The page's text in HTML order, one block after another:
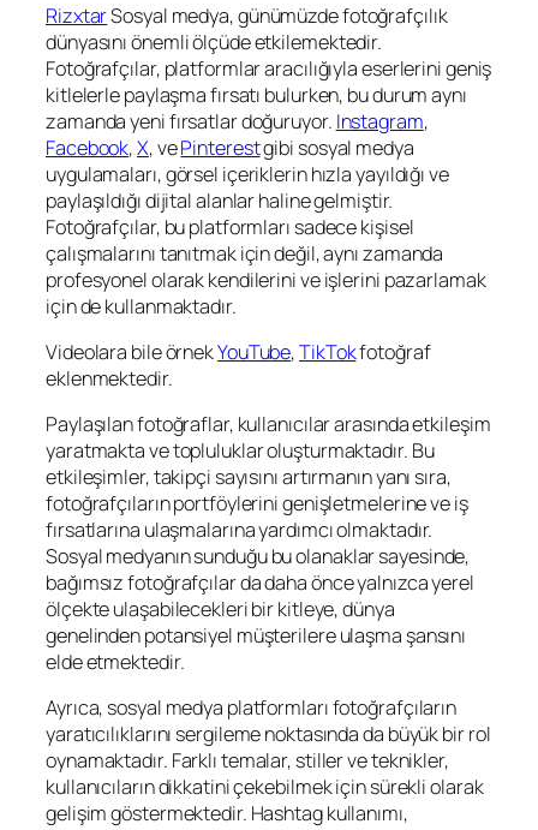
RizxtarSosyal medya, günümüzde fotoğrafçılık
dünyasını önemli ölçüde etkilemektedir.
Fotoğrafçılar, platformlar aracılığıyla eserlerini geniş
kitlelerle paylaşma fırsatı bulurken, bu durum aynı
zamanda yeni fırsatlar doğuruyor. Instagram,
Facebook,X, vePinterestgibi sosyal medya
uygulamaları, görsel içeriklerin hızla yayıldığı ve
paylaşıldığı dijital alanlar haline gelmiştir.
Fotoğrafçılar, bu platformları sadece kişisel
çalışmalarını tanıtmak için değil, aynı zamanda
profesyonel olarak kendilerini ve işlerini pazarlamak
için de kullanmaktadır.
Videolara bile örnekYouTube,TikTokfotoğraf
eklenmektedir.
Paylaşılan fotoğraflar, kullanıcılar arasında etkileşim
yaratmakta ve topluluklar oluşturmaktadır. Bu
etkileşimler, takipçi sayısını artırmanın yanı sıra,
fotoğrafçıların portföylerini genişletmelerine ve iş
fırsatlarına ulaşmalarına yardımcı olmaktadır.
Sosyal medyanın sunduğu bu olanaklar sayesinde,
bağımsız fotoğrafçılar da daha önce yalnızca yerel
ölçekte ulaşabilecekleri bir kitleye, dünya
genelinden potansiyel müşterilere ulaşma şansını
elde etmektedir.
Ayrıca, sosyal medya platformları fotoğrafçıların
yaratıcılıklarını sergileme noktasında da büyük bir rol
oynamaktadır. Farklı temalar, stiller ve teknikler,
kullanıcıların dikkatini çekebilmek için sürekli olarak
gelişim göstermektedir. Hashtag kullanımı,